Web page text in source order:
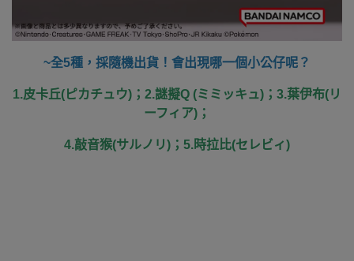
~全5種，採隨機出貨！會出現哪一個小公仔呢？
1.皮卡丘(ピカチュウ)；2.謎擬Q (ミミッキュ)；3.葉伊布(リ
ーフィア)；
4.敲音猴(サルノリ)；5.時拉比(セレビィ)